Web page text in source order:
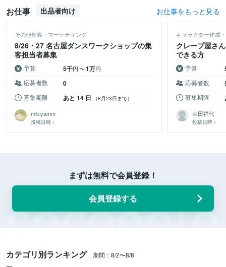
お仕事 出品者向け お仕事をもっと見る
その他集客・マーケティング
8/26・27 名古屋ダンスワークショップの集
客担当者募集
予算 5千円〜1万円
応募者数 0
募集期限 あと 14 日 （8月23日まで）
mikiyamm
投稿日時：
キャラクター作成
クレープ屋さ
できる方
予算
応募者数
募集期限
幸田祥代
投稿日時：
まずは無料で会員登録！
会員登録する
カテゴリ別ランキング 期間：8/2〜8/8